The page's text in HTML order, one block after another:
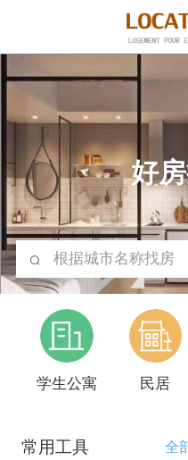
好
根据城市名称找房
学生公寓 民居
常用工具 全